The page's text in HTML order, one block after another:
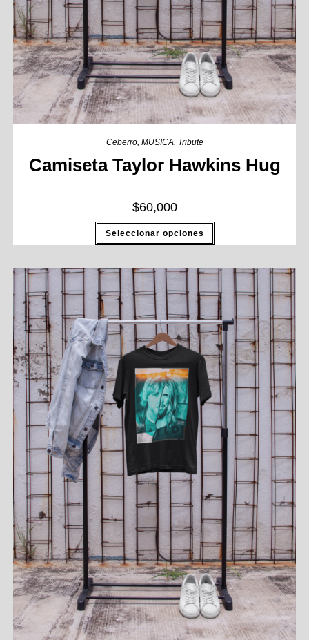
Ceberro, MUSICA, Tribute
Camiseta Taylor Hawkins Hug
$60,000
Seleccionar opciones